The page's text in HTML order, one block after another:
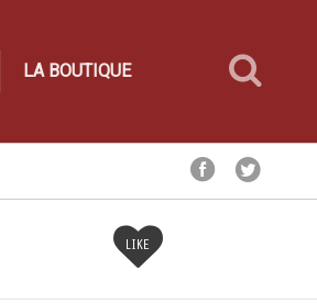
LA BOUTIQUE
LIKE